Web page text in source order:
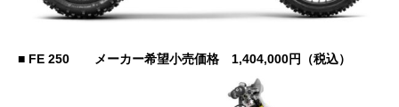
■ FE 250 メーカー希望小売価格 1,404,000円（税込）